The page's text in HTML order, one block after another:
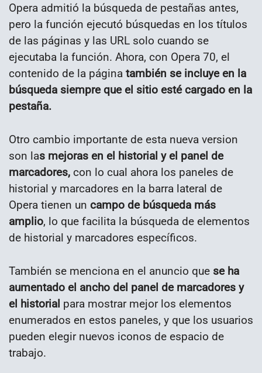
Opera admitió la búsqueda de pestañas antes,
pero la función ejecutó búsquedas en los títulos
de las páginas y las URL solo cuando se
ejecutaba la función. Ahora, con Opera 70, el
contenido de la página también se incluye en la
búsqueda siempre que el sitio esté cargado en la
pestaña.
Otro cambio importante de esta nueva version
son las mejoras en el historial y el panel de
marcadores, con lo cual ahora los paneles de
historial y marcadores en la barra lateral de
Opera tienen un campo de búsqueda más
amplio, lo que facilita la búsqueda de elementos
de historial y marcadores específicos.
También se menciona en el anuncio que se ha
aumentado el ancho del panel de marcadores y
el historial para mostrar mejor los elementos
enumerados en estos paneles, y que los usuarios
pueden elegir nuevos iconos de espacio de
trabajo.